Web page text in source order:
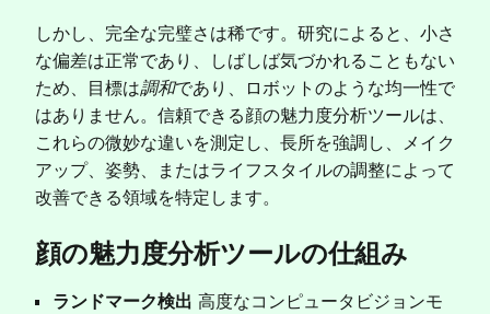
しかし、完全な完璧さは稀です。研究によると、小さ
な偏差は正常であり、しばしば気づかれることもない
ため、目標は調和であり、ロボットのような均一性で
はありません。信頼できる顔の魅力度分析ツールは、
これらの微妙な違いを測定し、長所を強調し、メイク
アップ、姿勢、またはライフスタイルの調整によって
改善できる領域を特定します。
顔の魅力度分析ツールの仕組み
ランドマーク検出 高度なコンピュータビジョンモ